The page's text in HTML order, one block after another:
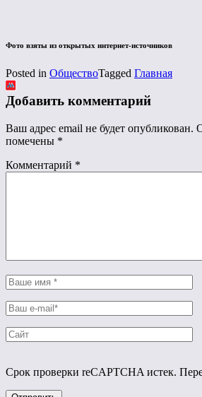
Фото взяты из открытых интернет-источников
Posted in ОбществоTagged Главная
Добавить комментарий
Ваш адрес email не будет опубликован.
помечены *
Комментарий *
Срок проверки reCAPTCHA истек.